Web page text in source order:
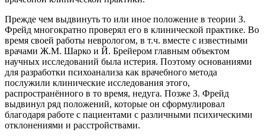
Прежде чем выдвинуть то или иное положение в теории З.
Фрейд многократно проверял его в клинической практике. Во
время своей работы неврологом, в т.ч. вместе с известными
врачами Ж.М. Шарко и Й. Брейером главным объектом
научных исследований была истерия. Поэтому основаниями
для разработки психоанализа как врачебного метода
послужили клинические исследования этого,
распространённого в то время, недуга. Позже З. Фрейд
выдвинул ряд положений, которые он сформулировал
благодаря работе с пациентами с различными психическими
отклонениями и расстройствами.